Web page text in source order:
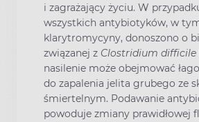
i zagrażający życiu. W
wszystkich antybiotyków, w
klarytromycyny, donoszono o
związanej z Clostridium difficile
nasilenie może obejmować
do zapalenia jelita grubego ze
śmiertelnym. Podawanie
powoduje zmiany prawidłowej